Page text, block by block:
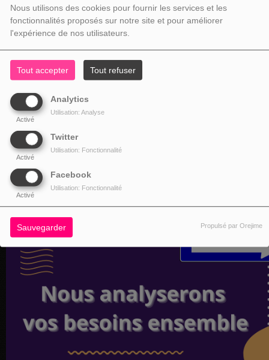
Nous utilisons des cookies pour fournir les services et les
fonctionnalités proposés sur notre site et pour améliorer
l'expérience de nos utilisateurs.
Tout accepter Tout refuser
Analytics
Activé
Utilisation: Analyse
Twitter
Activé
Utilisation: Fonctionnalité
Facebook
Activé
Utilisation: Fonctionnalité
Sauvegarder Propulsé par Orejime